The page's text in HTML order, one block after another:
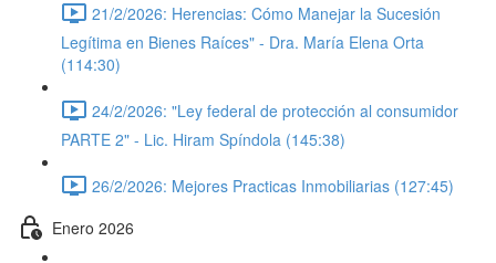
21/2/2026: Herencias: Cómo Manejar la Sucesión
Legítima en Bienes Raíces" - Dra. María Elena Orta
(114:30)
24/2/2026: "Ley federal de protección al consumidor
PARTE 2" - Lic. Hiram Spíndola (145:38)
26/2/2026: Mejores Practicas Inmobiliarias (127:45)
Enero 2026